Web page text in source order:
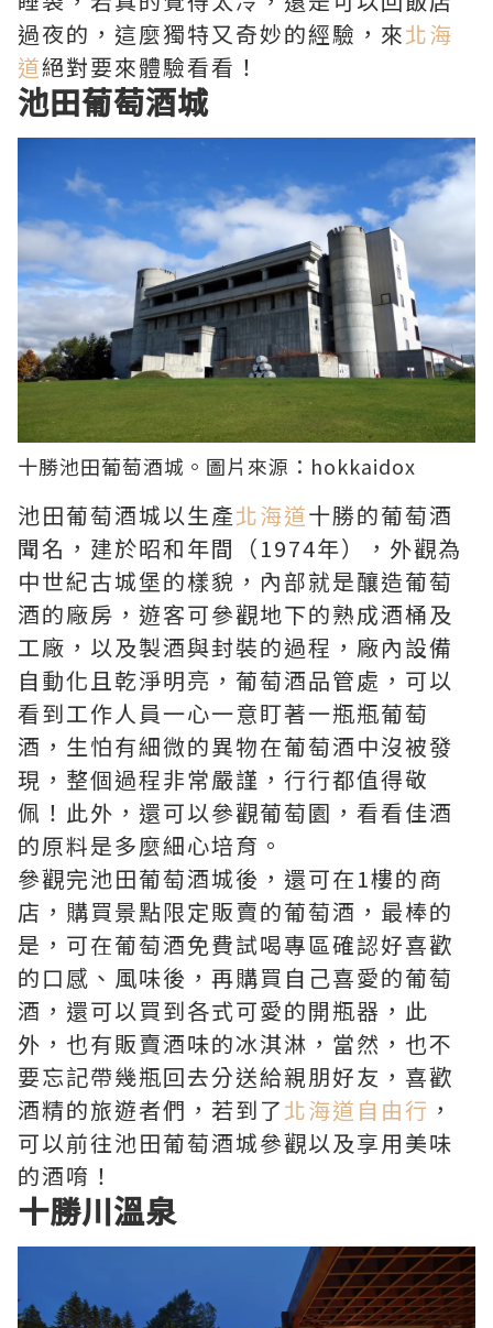
過夜的，這麼獨特又奇妙的經驗，來北海
道絕對要來體驗看看！
池田葡萄酒城
十勝池田葡萄酒城。圖片來源： hokkaidox
池田葡萄酒城以生產北海道十勝的葡萄酒
聞名，建於昭和年間（1974年），外觀為
中世紀古城堡的樣貌，內部就是釀造葡萄
酒的廠房，遊客可參觀地下的熟成酒桶及
工廠，以及製酒與封裝的過程，廠內設備
自動化且乾淨明亮，葡萄酒品管處，可以
看到工作人員一心一意盯著一瓶瓶葡萄
酒，生怕有細微的異物在葡萄酒中沒被發
現，整個過程非常嚴謹，行行都值得敬
佩！此外，還可以參觀葡萄園，看看佳酒
的原料是多麼細心培育。
參觀完池田葡萄酒城後，還可在1樓的商
店，購買景點限定販賣的葡萄酒，最棒的
是，可在葡萄酒免費試喝專區確認好喜歡
的口感、風味後，再購買自己喜愛的葡萄
酒，還可以買到各式可愛的開瓶器，此
外，也有販賣酒味的冰淇淋，當然，也不
要忘記帶幾瓶回去分送給親朋好友，喜歡
酒精的旅遊者們，若到了北海道自由行 ，
可以前往池田葡萄酒城參觀以及享用美味
的酒唷！
十勝川溫泉